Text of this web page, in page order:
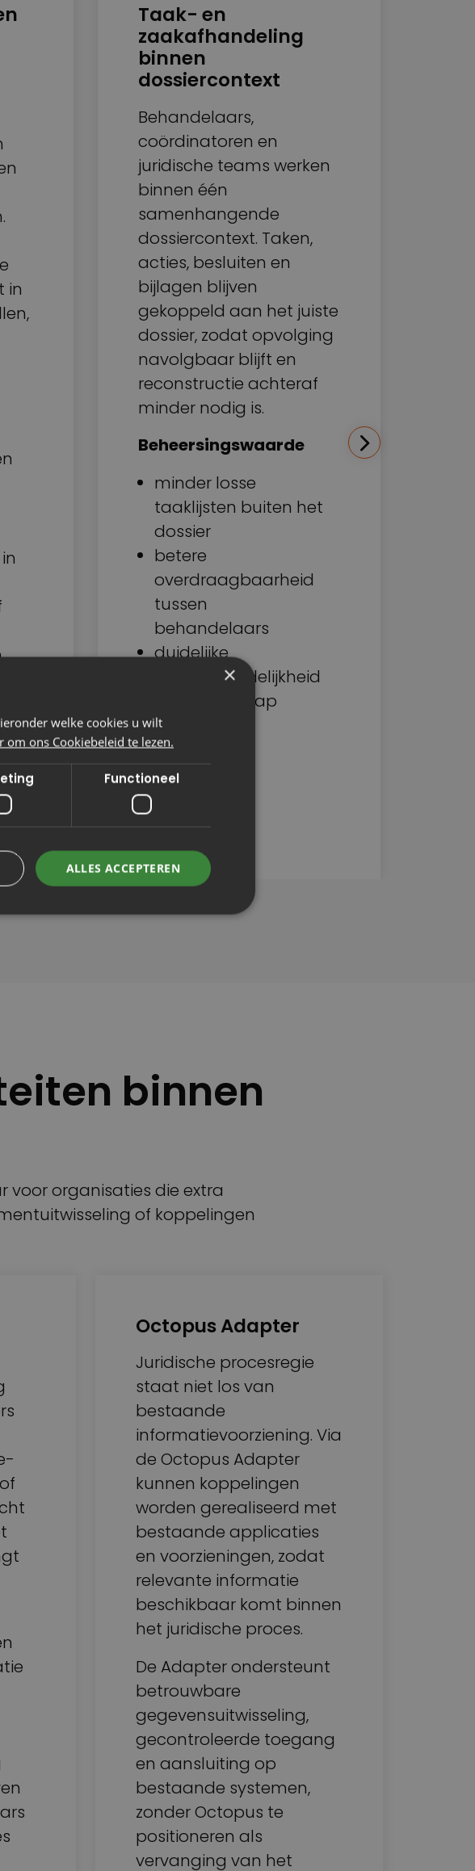
in
Taak- en
zaakafhandeling
binnen
dossiercontext
Behandelaars,
coördinatoren en
juridische teams werken
binnen één
samenhangende
dossiercontext. Taken,
acties, besluiten en
bijlagen blijven
gekoppeld aan het juiste
dossier, zodat opvolging
navolgbaar blijft en
reconstructie achteraf
minder nodig is.
Beheersingswaarde
minder losse
taaklijsten buiten het
dossier
betere
overdraagbaarheid
tussen
behandelaars
duidelijke
verantwoordelijkheid
per processtap
binnen
voor organisaties die extra
of koppelingen
Octopus Adapter
Juridische procesregie
staat niet los van
bestaande
informatievoorziening. Via
de Octopus Adapter
kunnen koppelingen
worden gerealiseerd met
bestaande applicaties
en voorzieningen, zodat
relevante informatie
beschikbaar komt binnen
het juridische proces.
De Adapter ondersteunt
betrouwbare
gegevensuitwisseling,
gecontroleerde toegang
en aansluiting op
bestaande systemen,
zonder Octopus te
positioneren als
vervanging van het
×
welke cookies u wilt
om ons Cookiebeleid te lezen.
Functioneel
ALLES ACCEPTEREN